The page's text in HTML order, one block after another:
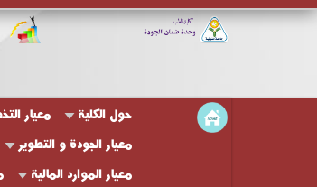
حول الكلية معيار
معيار الجودة و التطوير
معيار الموارد المالية